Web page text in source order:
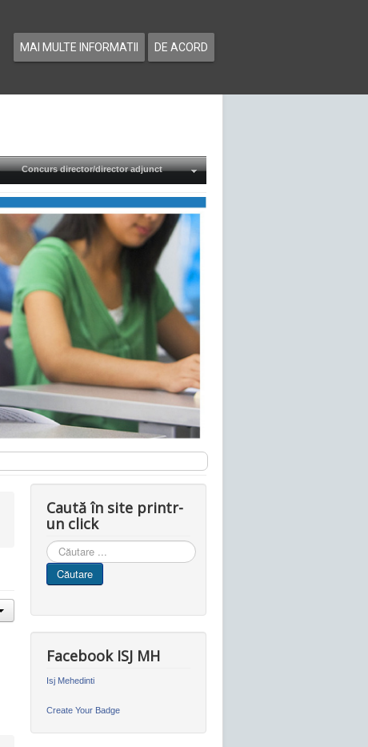
MAI MULTE INFORMATII DE ACORD
Concurs director/director adjunct
Caută în site printr-
un click
Cauta
in
site
Căutare
Facebook ISJ MH
Isj Mehedinti
Create Your Badge